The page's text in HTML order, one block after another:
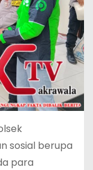
sosial berupa
para